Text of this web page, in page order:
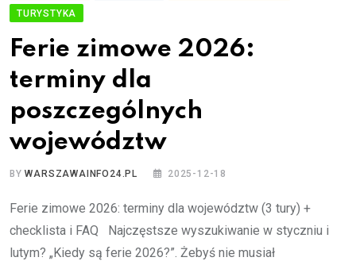
TURYSTYKA
Ferie zimowe 2026:
terminy dla
poszczególnych
województw
BYWARSZAWAINFO24.PL 2025-12-18
Ferie zimowe 2026: terminy dla województw (3 tury) +
checklista i FAQ Najczęstsze wyszukiwanie w styczniu i
lutym? „Kiedy są ferie 2026?”. Żebyś nie musiał